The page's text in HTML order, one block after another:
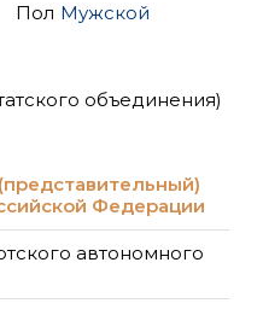
Пол Мужской
объединения)
Федерации
автономного